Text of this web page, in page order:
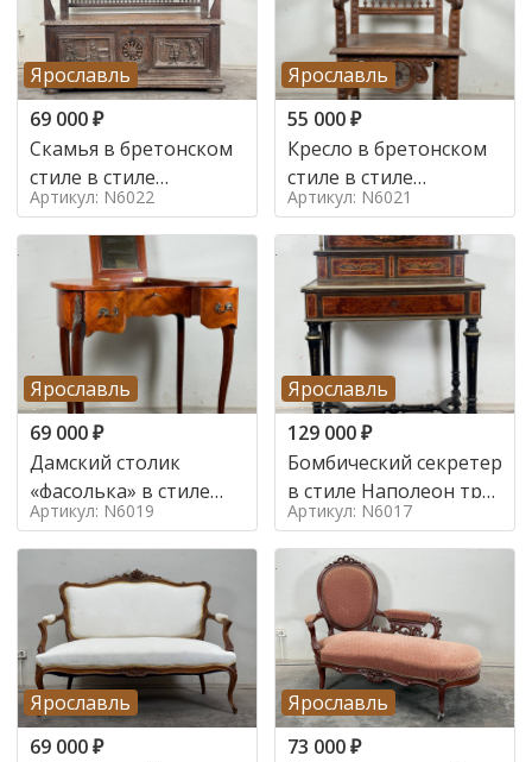
Ярославль
69 000₽
Скамья в бретонском
стиле в стиле
Артикул: N6022
Ярославль
55 000₽
Кресло в бретонском
стиле в стиле
Артикул: N6021
Ярославль
69 000₽
Дамский столик
«фасолька» в стиле
Луи 16,
Артикул: N6019
Ярославль
129 000₽
Бомбический секретер
в стиле Наполеон труа
в стиле
Артикул: N6017
Ярославль
69 000₽
Ярославль
73 000₽